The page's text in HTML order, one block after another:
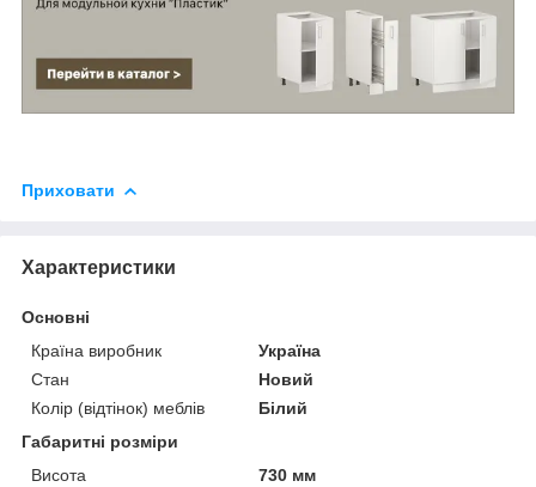
Приховати
Характеристики
Основні
Країна виробник
Україна
Стан
Новий
Колір (відтінок) меблів
Білий
Габаритні розміри
Висота
730 мм